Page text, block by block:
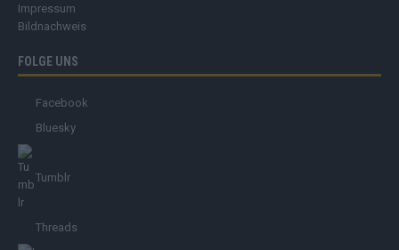
Impressum
Bildnachweis
FOLGE UNS
Facebook
Bluesky
Tumblr
Threads